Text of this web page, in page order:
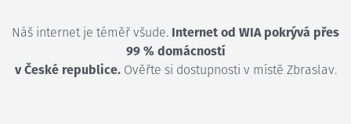
Náš internet je téměř všude. Internet od WIA pokrývá přes
99 % domácností
v České republice.Ověřte si dostupnosti v místě Zbraslav.